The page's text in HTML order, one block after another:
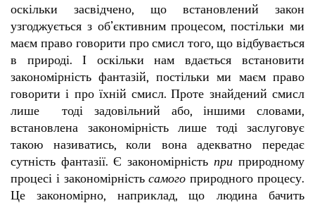
оскільки засвідчено, що встановлений закон
узгоджується з об’єктивним процесом, постільки ми
маєм право говорити про смисл того, що відбувається
в природі. І оскільки нам вдається встановити
закономірність фантазій, постільки ми маєм право
говорити і про їхній смисл. Проте знайдений смисл
лише тоді задовільний або, іншими словами,
встановлена закономірність лише тоді заслуговує
такою називатись, коли вона адекватно передає
сутність фантазії. Є закономірність при природному
процесі і закономірністьсамогоприродного процесу.
Це закономірно, наприклад, що людина бачить